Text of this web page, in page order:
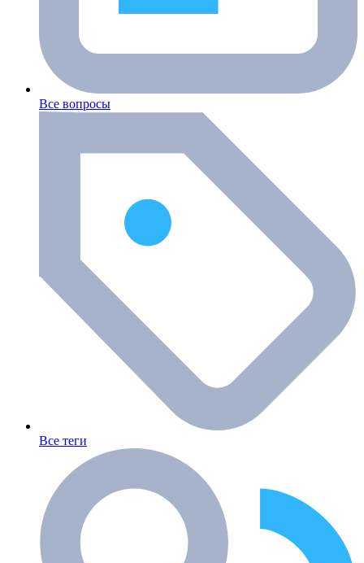
Все вопросы
Все теги